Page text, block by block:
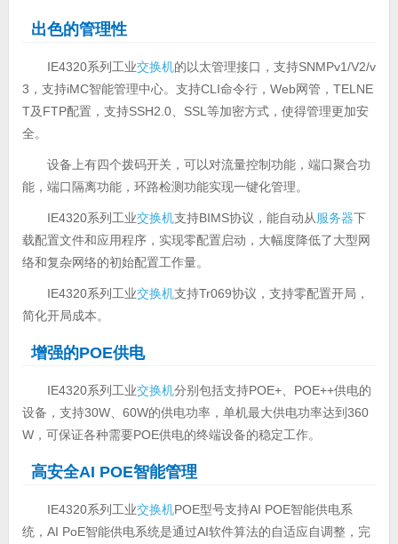
出色的管理性
IE4320系列工业交换机的以太管理接口，支持SNMPv1/V2/v
3，支持iMC智能管理中心。支持CLI命令行，Web网管，TELNE
T及FTP配置，支持SSH2.0、SSL等加密方式，使得管理更加安
全。
设备上有四个拨码开关，可以对流量控制功能，端口聚合功
能，端口隔离功能，环路检测功能实现一键化管理。
IE4320系列工业交换机支持BIMS协议，能自动从服务器下
载配置文件和应用程序，实现零配置启动，大幅度降低了大型网
络和复杂网络的初始配置工作量。
IE4320系列工业交换机支持Tr069协议，支持零配置开局，
简化开局成本。
增强的POE供电
IE4320系列工业交换机分别包括支持POE+、POE++供电的
设备，支持30W、60W的供电功率，单机最大供电功率达到360
W，可保证各种需要POE供电的终端设备的稳定工作。
高安全AI POE智能管理
IE4320系列工业交换机POE型号支持AI POE智能供电系
统，AI PoE智能供电系统是通过AI软件算法的自适应自调整，完